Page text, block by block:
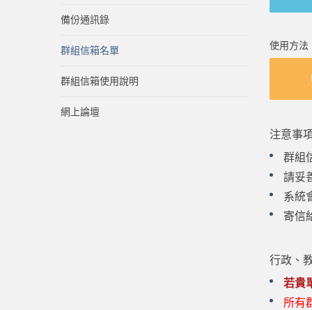
使用方法
注意事
群組
請妥
系統
寄信
行政、
若貴
所有
備份通訊錄
群組信箱名單
群組信箱使用說明
網上論壇